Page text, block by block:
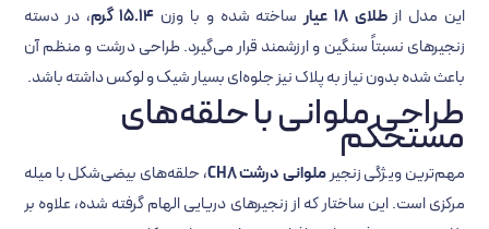
این مدل ازطلای 18 عیار ساخته شده و با وزن 15.14 گرم
، در دسته
زنجیرهای نسبتاً سنگین و ارزشمند قرار می‌گیرد. طراحی درشت و منظم آن
باعث شده بدون نیاز به پلاک نیز جلوه‌ای بسیار شیک و لوکس داشته باشد.
طراحی ملوانی با حلقه‌های
مستحکم
مهم‌ترین ویژگی زنجیرملوانی درشت CH8
، حلقه‌های بیضی‌شکل با میله
مرکزی است. این ساختار که از زنجیرهای دریایی الهام گرفته شده، علاوه بر